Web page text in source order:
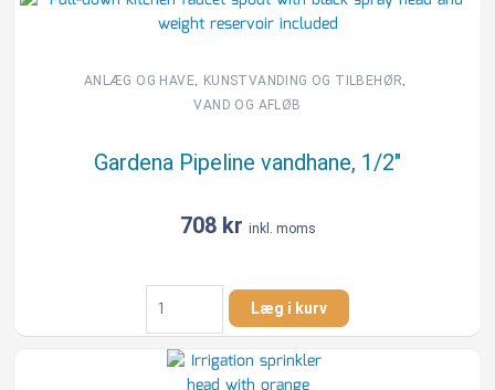
turbodrevet
up
sprinkler,
muffe
antal
ANLÆG OG HAVE, KUNSTVANDING OG TILBEHØR,
VAND OG AFLØB
Gardena Pipeline vandhane, 1/2″
708 kr inkl. moms
Gardena
Pipeline
vandhane,
1/2"
Læg i kurv